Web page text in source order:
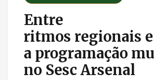
Entre
ritmos regionais
a programação
no Sesc Arsenal